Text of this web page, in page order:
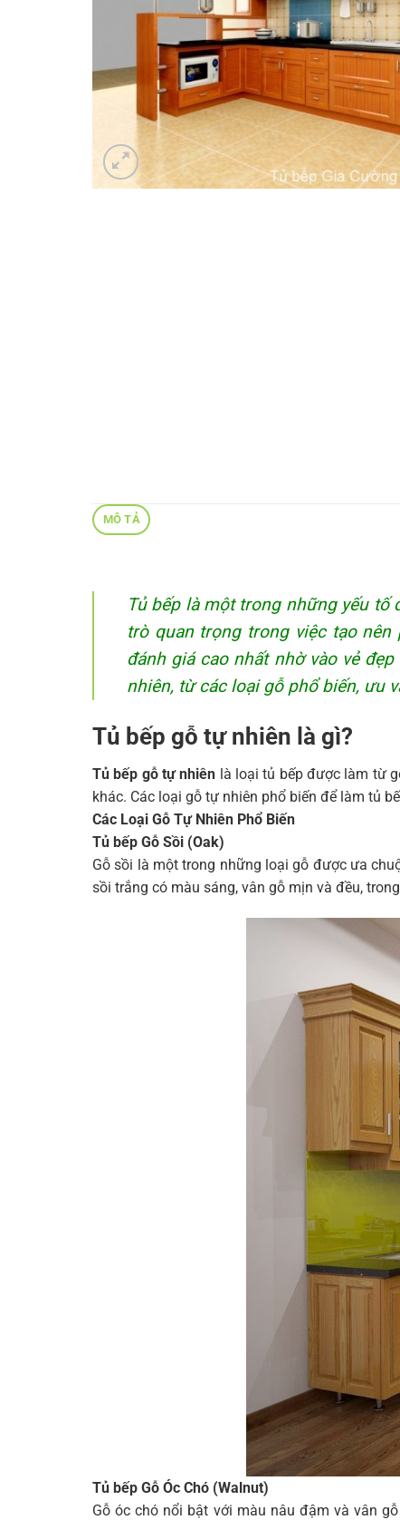
MÔ TẢ
Tủ bếp là một trong những yếu
trò quan trọng trong việc tạo
đánh giá cao nhất nhờ vào vẻ
nhiên, từ các loại gỗ phổ biến, ưu
Tủ bếp gỗ tự nhiên là gì?
Tủ bếp gỗ tự nhiên là loại tủ bếp được làm từ
khác. Các loại gỗ tự nhiên phổ biến để làm tủ
Các Loại Gỗ Tự Nhiên Phổ Biến
Tủ bếp Gỗ Sồi (Oak)
Gỗ sồi là một trong những loại gỗ được ưa
sồi trắng có màu sáng, vân gỗ mịn và đều,
Tủ bếp Gỗ Óc Chó (Walnut)
Gỗ óc chó nổi bật với màu nâu đậm và vân